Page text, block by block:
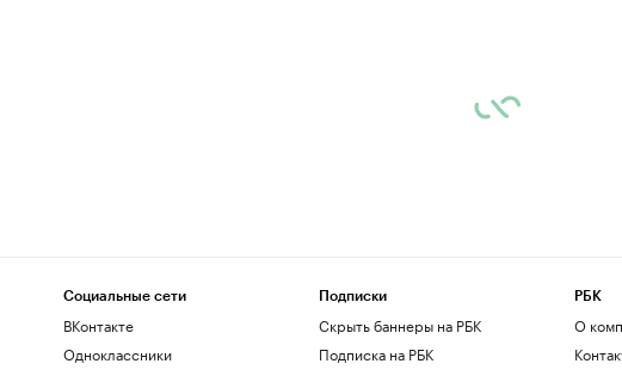
Социальные сети
ВКонтакте
Одноклассники
Подписки
Скрыть баннеры на РБК
Подписка на РБК
РБК
О